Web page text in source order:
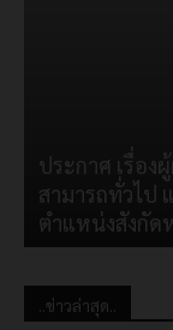
ประกาศ เรื่อ
สามารถทั่วไป
ตำแหน่งสังกัด
..ข่าวล่าสุด..